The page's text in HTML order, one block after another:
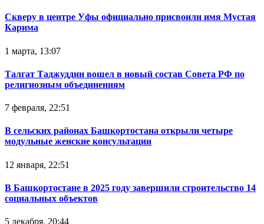
Скверу в центре Уфы официально присвоили имя Мустая
Карима
1 марта, 13:07
Талгат Таджуддин вошел в новый состав Совета РФ по
религиозным объединениям
7 февраля, 22:51
В сельских районах Башкортостана открыли четыре
модульные женские консультации
12 января, 22:51
В Башкортостане в 2025 году завершили строительство 14
социальных объектов
5 декабря, 20:44